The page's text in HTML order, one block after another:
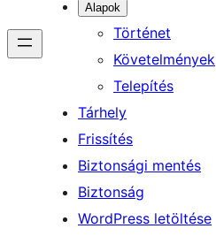
Alapok
Történet
Követelmények
Telepítés
Tárhely
Frissítés
Biztonsági mentés
Biztonság
WordPress letöltése